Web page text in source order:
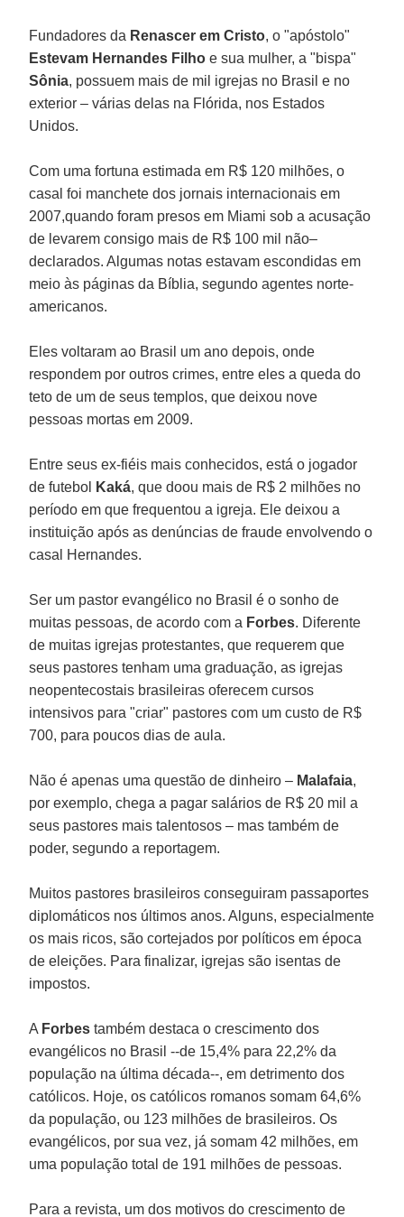
Fundadores da Renascer em Cristo, o "apóstolo"
Estevam Hernandes Filho e sua mulher, a "bispa"
Sônia, possuem mais de mil igrejas no Brasil e no
exterior – várias delas na Flórida, nos Estados
Unidos.
Com uma fortuna estimada em R$ 120 milhões, o
casal foi manchete dos jornais internacionais em
2007,quando foram presos em Miami sob a acusação
de levarem consigo mais de R$ 100 mil não–
declarados. Algumas notas estavam escondidas em
meio às páginas da Bíblia, segundo agentes norte-
americanos.
Eles voltaram ao Brasil um ano depois, onde
respondem por outros crimes, entre eles a queda do
teto de um de seus templos, que deixou nove
pessoas mortas em 2009.
Entre seus ex-fiéis mais conhecidos, está o jogador
de futebol
Kaká, que doou mais de R$ 2 milhões no
período em que frequentou a igreja. Ele deixou a
instituição após as denúncias de fraude envolvendo o
casal Hernandes.
Ser um pastor evangélico no Brasil é o sonho de
muitas pessoas, de acordo com a Forbes. Diferente
de muitas igrejas protestantes, que requerem que
seus pastores tenham uma graduação, as igrejas
neopentecostais brasileiras oferecem cursos
intensivos para "criar" pastores com um custo de R$
700, para poucos dias de aula.
Não é apenas uma questão de dinheiro – Malafaia,
por exemplo, chega a pagar salários de R$ 20 mil a
seus pastores mais talentosos – mas também de
poder, segundo a reportagem.
Muitos pastores brasileiros conseguiram passaportes
diplomáticos nos últimos anos. Alguns, especialmente
os mais ricos, são cortejados por políticos em época
de eleições. Para finalizar, igrejas são isentas de
impostos.
A Forbestambém destaca o crescimento dos
evangélicos no Brasil --de 15,4% para 22,2% da
população na última década--, em detrimento dos
católicos. Hoje, os católicos romanos somam 64,6%
da população, ou 123 milhões de brasileiros. Os
evangélicos, por sua vez, já somam 42 milhões, em
uma população total de 191 milhões de pessoas.
Para a revista, um dos motivos do crescimento de